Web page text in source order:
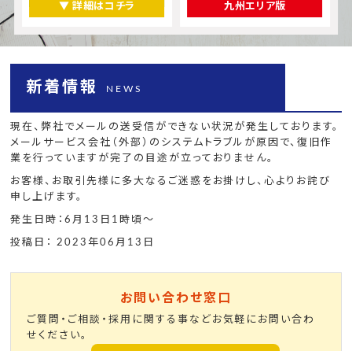
▼ 詳細はコチラ 九州エリア版
新着情報 NEWS
現在、弊社でメールの送受信ができない状況が発生しております。
メールサービス会社（外部）のシステムトラブルが原因で、復旧作
業を行っていますが完了の目途が立っておりません。
お客様、お取引先様に多大なるご迷惑をお掛けし、心よりお詫び
申し上げます。
発生日時：6月13日1時頃～
投稿日： 2023年06月13日
お問い合わせ窓口
ご質問・ご相談・採用に関する事などお気軽にお問い合わ
せください。